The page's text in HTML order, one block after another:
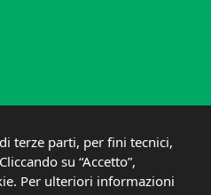
terze parti, per fini tecnici,
su “Accetto”,
Per ulteriori informazioni